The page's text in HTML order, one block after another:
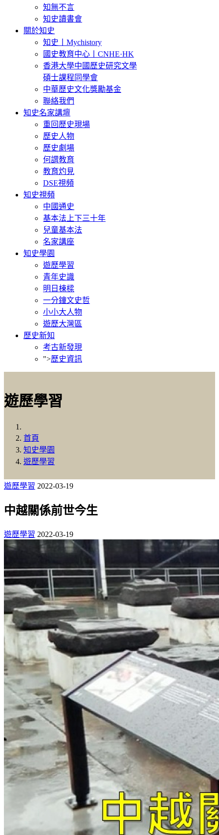
知無不言
知史讀書會
關於知史
知史丨Mychistory
國史教育中心丨CNHE·HK
香港大學中國歷史研究文學
碩士課程同學會
中華歷史文化獎勵基金
聯絡我們
知史名家講壇
重回歷史現場
歷史人物
歷史劇場
何謂教育
教育灼見
DSE視頻
知史視頻
中國通史
基本法上下三十年
兒童基本法
名家講座
知史學園
遊歷學習
青年史識
明日棟樑
一分鐘文史哲
小小大人物
遊歷大灣區
歷史新知
考古新發現
">歷史資訊
遊歷學習
首頁
知史學園
遊歷學習
遊歷學習 2022-03-19
中越關係前世今生
遊歷學習 2022-03-19